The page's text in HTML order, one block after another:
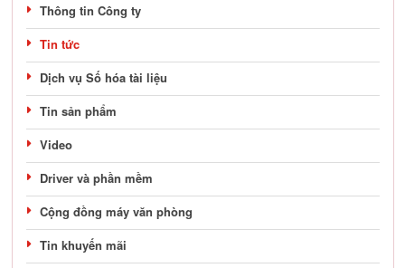
Thông tin Công ty
Tin tức
Dịch vụ Số hóa tài liệu
Tin sản phẩm
Video
Driver và phần mềm
Cộng đồng máy văn phòng
Tin khuyến mãi